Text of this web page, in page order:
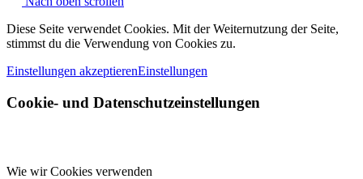
Diese Seite verwendet Cookies. Mit der Weiternutzung der Seite,
stimmst du die Verwendung von Cookies zu.
Einstellungen akzeptierenEinstellungen
Cookie- und Datenschutzeinstellungen
Wie wir Cookies verwenden